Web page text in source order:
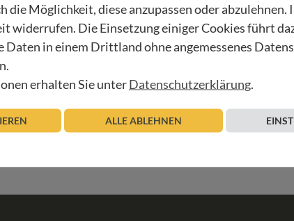
Beitrag lesen
die Möglichkeit, diese anzupassen oder
widerrufen. Die Einsetzung einiger Cookies führt
Daten in einem Drittland ohne angemessenes
erhalten Sie unterDatenschutzerklärung.
ALLE ABLEHNEN